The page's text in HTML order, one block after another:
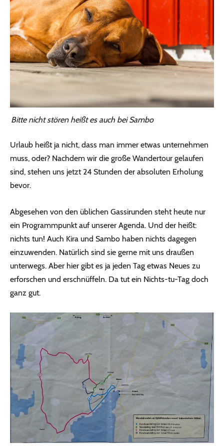
Bitte nicht stören heißt es auch bei Sambo
Urlaub heißt ja nicht, dass man immer etwas unternehmen
muss, oder? Nachdem wir die große Wandertour gelaufen
sind, stehen uns jetzt 24 Stunden der absoluten Erholung
bevor.
Abgesehen von den üblichen Gassirunden steht heute nur
ein Programmpunkt auf unserer Agenda. Und der heißt:
nichts tun! Auch Kira und Sambo haben nichts dagegen
einzuwenden. Natürlich sind sie gerne mit uns draußen
unterwegs. Aber hier gibt es ja jeden Tag etwas Neues zu
erforschen und erschnüffeln. Da tut ein Nichts-tu-Tag doch
ganz gut.